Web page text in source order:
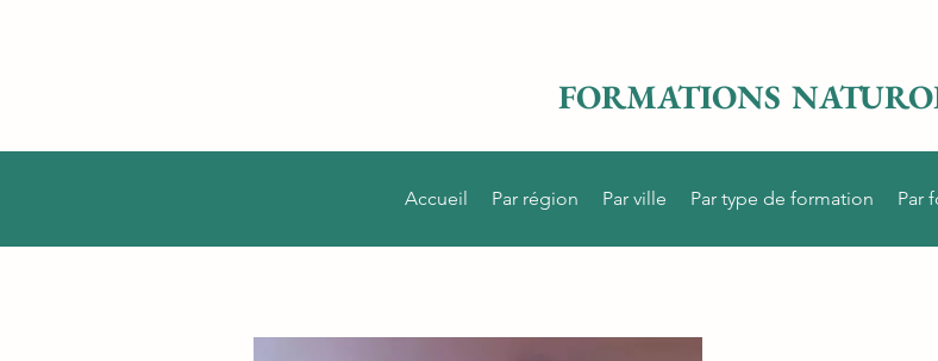
FORMATIONS
Accueil Par région Par ville Par type de formation Par